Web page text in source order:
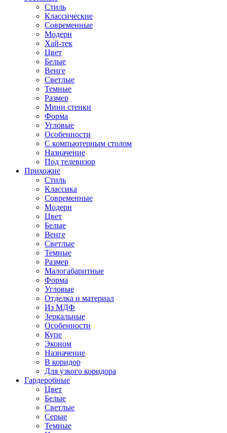
Стиль
Классические
Современные
Модерн
Хай-тек
Цвет
Белые
Венге
Светлые
Темные
Размер
Мини стенки
Форма
Угловые
Особенности
С компьютерным столом
Назначение
Под телевизор
Прихожие
Стиль
Классика
Современные
Модерн
Цвет
Белые
Венге
Светлые
Темные
Размер
Малогабаритные
Форма
Угловые
Отделка и материал
Из МДФ
Зеркальные
Особенности
Купе
Эконом
Назначение
В коридор
Для узкого коридора
Гардеробные
Цвет
Белые
Светлые
Серые
Темные